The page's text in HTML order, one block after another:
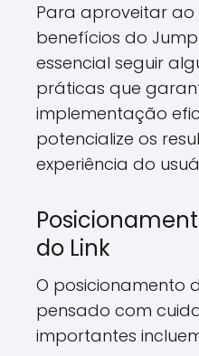
Para aproveitar ao
benefícios do
essencial seguir
práticas que
implementação
potencialize os
experiência do
do Link
O posicionamento
pensado com
importantes